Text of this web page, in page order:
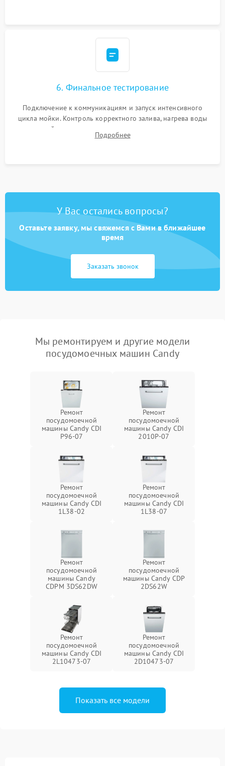
6. Финальное тестирование
Подключение к коммуникациям и запуск интенсивного
цикла мойки. Контроль корректного залива, нагрева воды
до нужной температуры, отсутствия посторонних шумов,
штатного слива и абсолютной сухости в поддоне.
Подробнее
У Вас остались вопросы?
Оставьте заявку, мы свяжемся с Вами в ближайшее
время
Заказать звонок
Мы ремонтируем и другие модели
посудомоечных машин Candy
Ремонт
посудомоечной
машины Candy CDI
P96-07
Ремонт
посудомоечной
машины Candy CDI
2010P-07
Ремонт
посудомоечной
машины Candy CDI
1L38-02
Ремонт
посудомоечной
машины Candy CDI
1L38-07
Ремонт
посудомоечной
машины Candy
CDPM 3DS62DW
Ремонт
посудомоечной
машины Candy CDP
2DS62W
Ремонт
посудомоечной
машины Candy CDI
2L10473-07
Ремонт
посудомоечной
машины Candy CDI
2D10473-07
Показать все модели